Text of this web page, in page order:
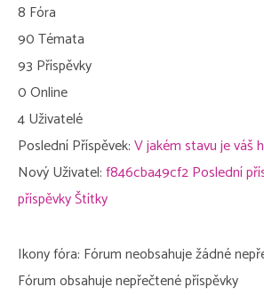
8 Fóra
90Témata
93 Příspěvky
0Online
4Uživatelé
Poslední Příspěvek:V jakém stavu je váš
Nový Uživatel:f846cba49cf2Poslední
příspěvkyŠtítky
Ikony fóra: Fórum neobsahuje žádné
Fórum obsahuje nepřečtené příspěvky